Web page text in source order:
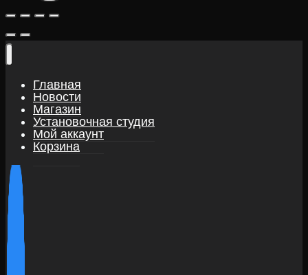
Главная
Новости
Магазин
Установочная студия
Мой аккаунт
Корзина